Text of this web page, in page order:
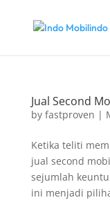
Jual Second
by fastproven |
Ketika teliti
jual second
sejumlah
ini menjadi